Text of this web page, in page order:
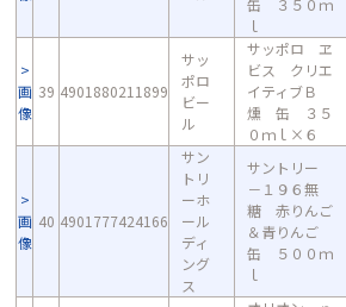
缶 ３５０ｍ
ｌ
画
像
39 4901880211899
サッ
ポロ
ビー
ル
サッポロ ヱ
ビス クリエ
イティブＢ
燻 缶 ３５
０ｍｌ×６
画
像
40 4901777424166
サン
トリ
ーホ
ール
ディ
ング
ス
サントリー
－１９６無
糖 赤りんご
＆青りんご
缶 ５００ｍ
ｌ